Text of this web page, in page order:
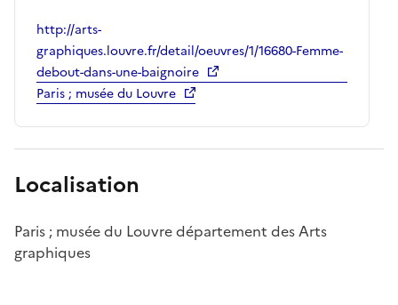
http://arts-
graphiques.louvre.fr/detail/oeuvres/1/16680-Femme-
debout-dans-une-baignoire
Paris ; musée du Louvre
Localisation
Paris ; musée du Louvre département des Arts
graphiques